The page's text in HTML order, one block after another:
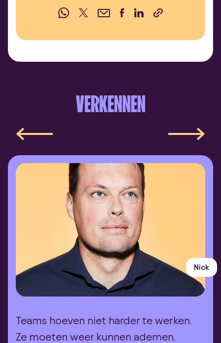
VERKENNEN
Nick
Teams hoeven niet harder te werken.
Ze moeten weer kunnen ademen.